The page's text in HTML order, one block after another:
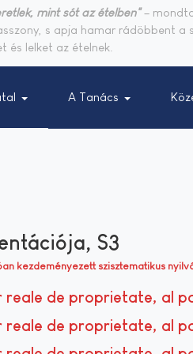
mint sót az ételben"–
s apja hamar rádöbbent a
és lelket az ételnek.
A Tanács
S3
kezdeményezett szisztematikus
de proprietate, al
de proprietate, al